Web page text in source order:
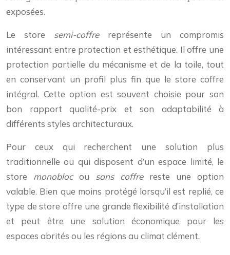
exposées.
Le store semi-coffre représente un compromis
intéressant entre protection et esthétique. Il offre une
protection partielle du mécanisme et de la toile, tout
en conservant un profil plus fin que le store coffre
intégral. Cette option est souvent choisie pour son
bon rapport qualité-prix et son adaptabilité à
différents styles architecturaux.
Pour ceux qui recherchent une solution plus
traditionnelle ou qui disposent d’un espace limité, le
store monobloc ou sans coffre reste une option
valable. Bien que moins protégé lorsqu’il est replié, ce
type de store offre une grande flexibilité d’installation
et peut être une solution économique pour les
espaces abrités ou les régions au climat clément.